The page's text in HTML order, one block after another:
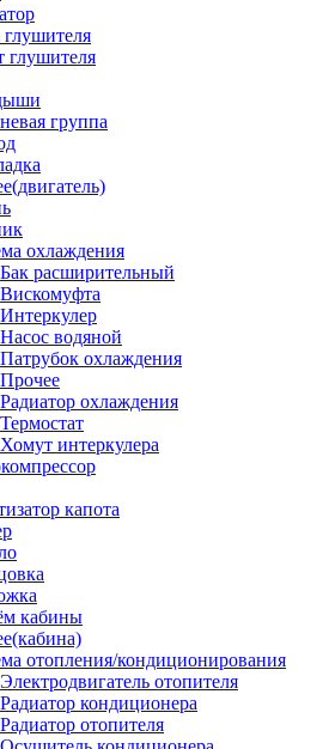
глушителя
глушителя
группа
охлаждения
Бак расширительный
Вискомуфта
Интеркулер
Насос водяной
Патрубок охлаждения
Прочее
Радиатор охлаждения
Термостат
Хомут интеркулера
капота
кабины
отопления/кондиционирования
Электродвигатель отопителя
Радиатор кондиционера
Радиатор отопителя